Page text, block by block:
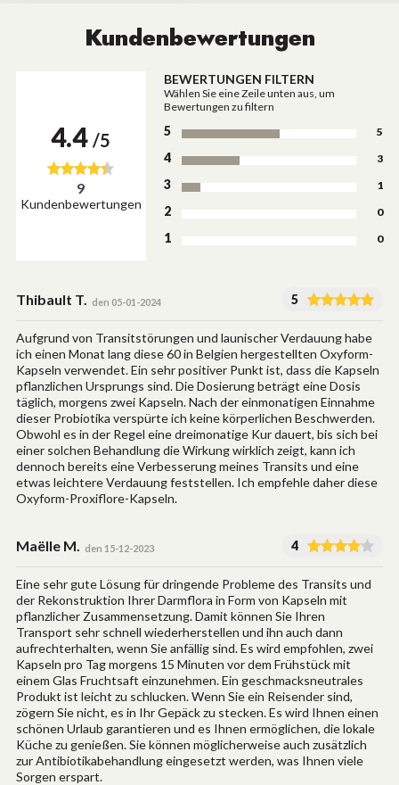
Kundenbewertungen
4.4 /5
9
Kundenbewertungen
BEWERTUNGEN FILTERN
Wählen Sie eine Zeile unten aus, um
Bewertungen zu filtern
5 5
4 3
3 1
2 0
1 0
Thibault T. den 05-01-2024 5
Aufgrund von Transitstörungen und launischer Verdauung habe
ich einen Monat lang diese 60 in Belgien hergestellten Oxyform-
Kapseln verwendet. Ein sehr positiver Punkt ist, dass die Kapseln
pflanzlichen Ursprungs sind. Die Dosierung beträgt eine Dosis
täglich, morgens zwei Kapseln. Nach der einmonatigen Einnahme
dieser Probiotika verspürte ich keine körperlichen Beschwerden.
Obwohl es in der Regel eine dreimonatige Kur dauert, bis sich bei
einer solchen Behandlung die Wirkung wirklich zeigt, kann ich
dennoch bereits eine Verbesserung meines Transits und eine
etwas leichtere Verdauung feststellen. Ich empfehle daher diese
Oxyform-Proxiflore-Kapseln.
Maëlle M. den 15-12-2023 4
Eine sehr gute Lösung für dringende Probleme des Transits und
der Rekonstruktion Ihrer Darmflora in Form von Kapseln mit
pflanzlicher Zusammensetzung. Damit können Sie Ihren
Transport sehr schnell wiederherstellen und ihn auch dann
aufrechterhalten, wenn Sie anfällig sind. Es wird empfohlen, zwei
Kapseln pro Tag morgens 15 Minuten vor dem Frühstück mit
einem Glas Fruchtsaft einzunehmen. Ein geschmacksneutrales
Produkt ist leicht zu schlucken. Wenn Sie ein Reisender sind,
zögern Sie nicht, es in Ihr Gepäck zu stecken. Es wird Ihnen einen
schönen Urlaub garantieren und es Ihnen ermöglichen, die lokale
Küche zu genießen. Sie können möglicherweise auch zusätzlich
zur Antibiotikabehandlung eingesetzt werden, was Ihnen viele
Sorgen erspart.